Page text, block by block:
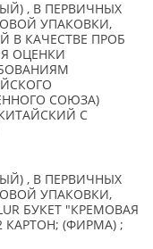
, В ПЕРВИЧНЫХ
УПАКОВКИ,
В КАЧЕСТВЕ ПРОБ
ОЦЕНКИ
СОЮЗА)
КИТАЙСКИЙ С
, В ПЕРВИЧНЫХ
УПАКОВКИ,
БУКЕТ "КРЕМОВАЯ
КАРТОН; (ФИРМА) ;